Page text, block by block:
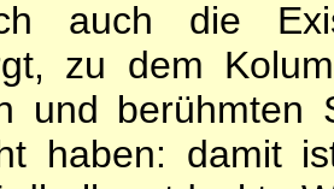
auch die
zu dem
und berühmten
haben: damit